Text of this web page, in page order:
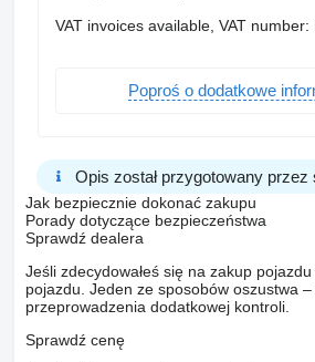
VAT invoices available, VAT
Poproś o dodatkowe
Opis został przygotowany
Jak bezpiecznie dokonać zakupu
Porady dotyczące bezpieczeństwa
Sprawdź dealera
Jeśli zdecydowałeś się na zakup
pojazdu. Jeden ze sposobów oszustwa
przeprowadzenia dodatkowej kontroli.
Sprawdź cenę